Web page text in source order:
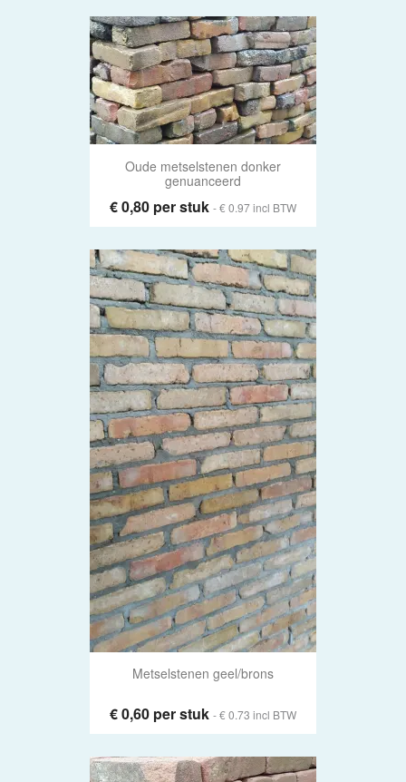
Oude metselstenen donker
genuanceerd
€ 0,80 per stuk - € 0.97 incl BTW
Metselstenen geel/brons
€ 0,60 per stuk - € 0.73 incl BTW